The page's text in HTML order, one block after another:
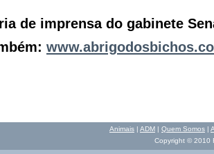
de imprensa do gabinete
Animais | ADM | Quem Somos |
Copyright © 2010